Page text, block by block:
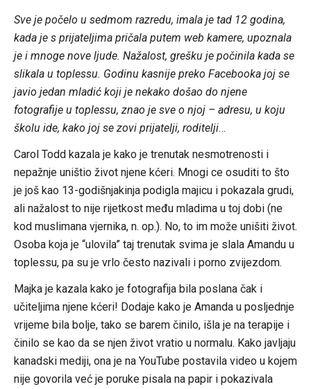
Sve je počelo u sedmom razredu, imala je tad 12 godina,
kada je s prijateljima pričala putem web kamere, upoznala
je i mnoge nove ljude. Nažalost, grešku je počinila kada se
slikala u toplessu. Godinu kasnije preko Facebooka joj se
javio jedan mladić koji je nekako došao do njene
fotografije u toplessu, znao je sve o njoj – adresu, u koju
školu ide, kako joj se zovi prijatelji, roditelji…
Carol Todd kazala je kako je trenutak nesmotrenosti i
nepažnje uništio život njene kćeri. Mnogi ce osuditi to što
je još kao 13-godišnjakinja podigla majicu i pokazala grudi,
ali nažalost to nije rijetkost među mladima u toj dobi (ne
kod muslimana vjernika, n. op.). No, to im može unišiti život.
Osoba koja je “ulovila” taj trenutak svima je slala Amandu u
toplessu, pa su je vrlo često nazivali i porno zvijezdom.
Majka je kazala kako je fotografija bila poslana čak i
učiteljima njene kćeri! Dodaje kako je Amanda u posljednje
vrijeme bila bolje, tako se barem činilo, išla je na terapije i
činilo se kao da se njen život vratio u normalu. Kako javljaju
kanadski mediji, ona je na YouTube postavila video u kojem
nije govorila već je poruke pisala na papir i pokazivala